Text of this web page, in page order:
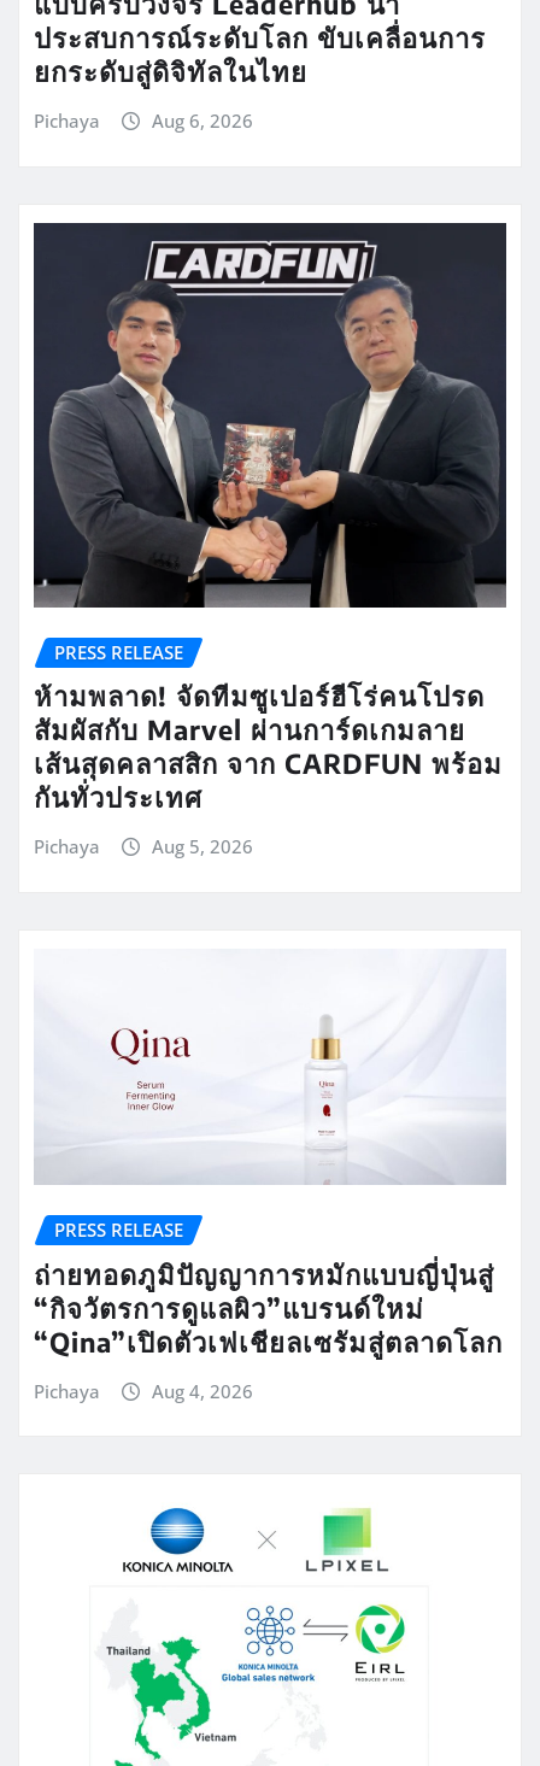
ประสบการณ์ระดับโลก ขับเคลื่อนการ
ยกระดับสู่ดิจิทัลในไทย
Pichaya Aug 6, 2026
PRESS RELEASE
ห้ามพลาด! จัดทีมซูเปอร์ฮีโร่คนโปรด
สัมผัสกับ Marvel ผ่านการ์ดเกมลาย
เส้นสุดคลาสสิก จาก CARDFUN พร้อม
กันทั่วประเทศ
Pichaya Aug 5, 2026
PRESS RELEASE
ถ่ายทอดภูมิปัญญาการหมักแบบญี่ปุ่นสู่
“กิจวัตรการดูแลผิว”แบรนด์ใหม่
“Qina”เปิดตัวเฟเชียลเซรัมสู่ตลาดโลก
Pichaya Aug 4, 2026